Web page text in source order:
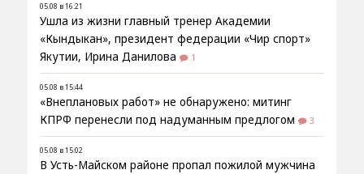
05.08 в 16:21
Ушла из жизни главный тренер Академии
«Кындыкан», президент федерации «Чир спорт»
Якутии, Ирина Данилова
1
05.08 в 15:44
«Внеплановых работ» не обнаружено: митинг
КПРФ перенесли под надуманным предлогом
3
05.08 в 15:02
В Усть-Майском районе пропал пожилой мужчина